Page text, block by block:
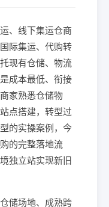
、线下集运仓商
际集运、代购转
现有仓储、物流
成本最低、衔接
家熟悉仓储物
点搭建，转型过
的实操案例，今
的完整落地流
独立站实现新旧
储场地、成熟跨